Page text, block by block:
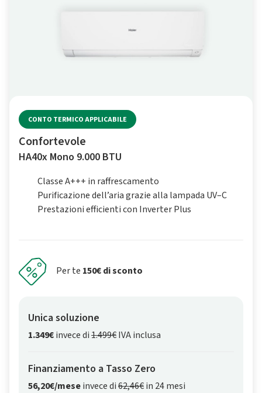
CONTO TERMICO APPLICABILE
Confortevole
HA40x Mono 9.000 BTU
Classe A+++ in raffrescamento
Purificazione dell’aria grazie alla lampada UV–C
Prestazioni efficienti con Inverter Plus
Per te 150€ di sconto
Unica soluzione
1.349€invece di1.499€IVA inclusa
Finanziamento a Tasso Zero
56,20€/meseinvece di62,46€in 24 mesi